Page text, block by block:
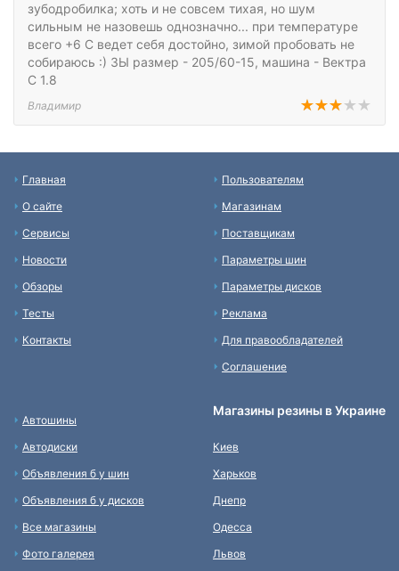
зубодробилка; хоть и не совсем тихая, но шум
сильным не назовешь однозначно... при температуре
всего +6 С ведет себя достойно, зимой пробовать не
собираюсь :) ЗЫ размер - 205/60-15, машина - Вектра
С 1.8
Владимир
Главная
О сайте
Сервисы
Новости
Обзоры
Тесты
Контакты
Пользователям
Магазинам
Поставщикам
Параметры шин
Параметры дисков
Реклама
Для правообладателей
Соглашение
Автошины
Автодиски
Объявления б у шин
Объявления б у дисков
Все магазины
Фото галерея
Магазины резины в Украине
Киев
Харьков
Днепр
Одесса
Львов